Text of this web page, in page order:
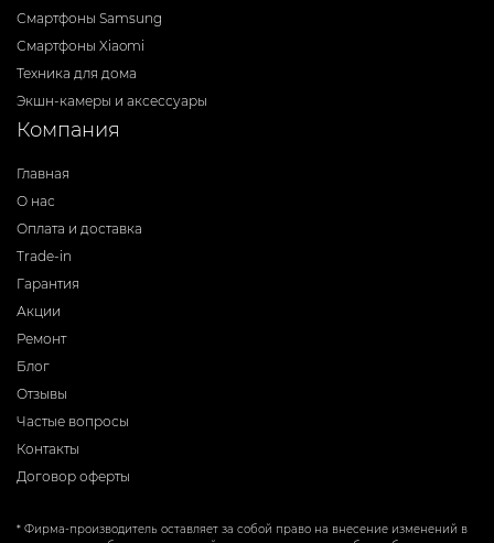
Смартфоны Samsung
Смартфоны Xiaomi
Техника для дома
Экшн-камеры и аксессуары
Компания
Главная
О нас
Оплата и доставка
Trade-in
Гарантия
Акции
Ремонт
Блог
Отзывы
Частые вопросы
Контакты
Договор оферты
* Фирма-производитель оставляет за собой право на внесение изменений в